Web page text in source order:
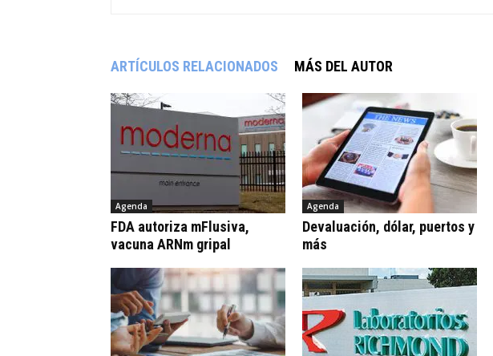
ARTÍCULOS RELACIONADOS MÁS DEL AUTOR
Agenda
FDA autoriza mFlusiva,
vacuna ARNm gripal
Agenda
Devaluación, dólar, puertos y
más